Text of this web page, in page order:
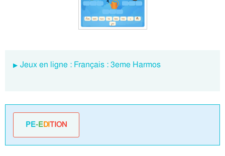
Jeux en ligne : Français : 3eme Harmos
PE-EDITION